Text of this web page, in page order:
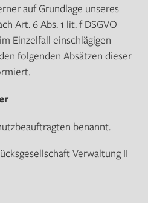
auf Grundlage unseres
Art. 6 Abs. 1 lit. f DSGVO
Einzelfall einschlägigen
folgenden Absätzen dieser
benannt.
Verwaltung II